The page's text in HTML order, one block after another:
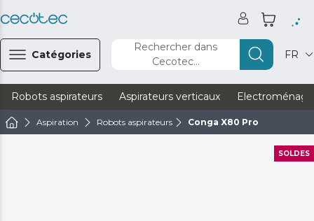
Catégories
Rechercher dans
Cecotec...
FR
Robots aspirateurs Aspirateurs verticaux
Aspiration Robots aspirateurs Conga X80 Pro
SOLDES